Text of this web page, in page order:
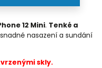
12 Mini. Tenké a
nasazení a sundání
skly.